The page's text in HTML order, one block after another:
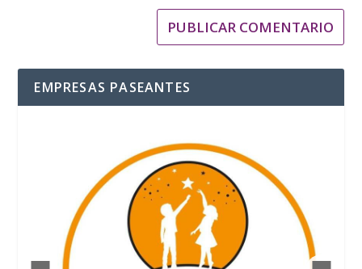
EMPRESAS PASEANTES